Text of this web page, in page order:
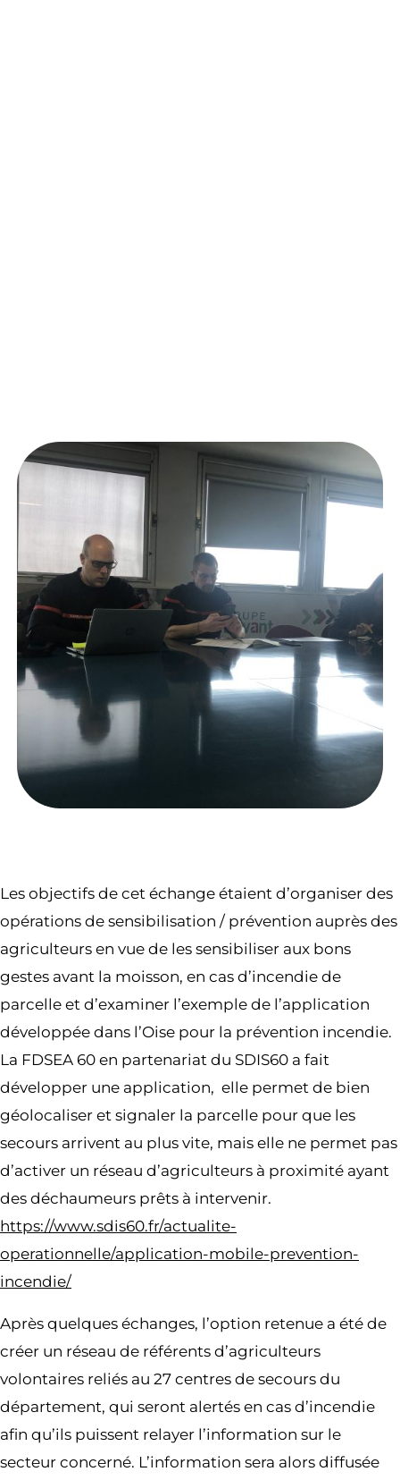
Les objectifs de cet échange étaient d’organiser des
opérations de sensibilisation / prévention auprès des
agriculteurs en vue de les sensibiliser aux bons
gestes avant la moisson, en cas d’incendie de
parcelle et d’examiner l’exemple de l’application
développée dans l’Oise pour la prévention incendie.
La FDSEA 60 en partenariat du SDIS60 a fait
développer une application, elle permet de bien
géolocaliser et signaler la parcelle pour que les
secours arrivent au plus vite, mais elle ne permet pas
d’activer un réseau d’agriculteurs à proximité ayant
des déchaumeurs prêts à intervenir.
https://www.sdis60.fr/actualite-
operationnelle/application-mobile-prevention-
incendie/
Après quelques échanges, l’option retenue a été de
créer un réseau de référents d’agriculteurs
volontaires reliés au 27 centres de secours du
département, qui seront alertés en cas d’incendie
afin qu’ils puissent relayer l’information sur le
secteur concerné. L’information sera alors diffusée